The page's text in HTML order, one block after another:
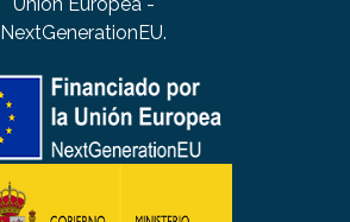
NextGenerationEU.